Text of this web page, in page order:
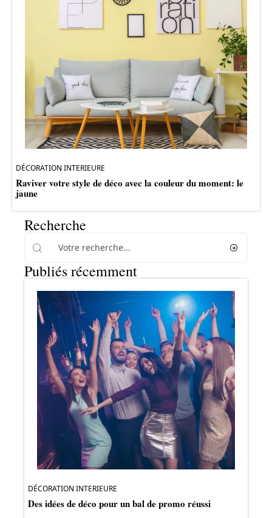
DÉCORATION INTERIEURE
Raviver votre style de déco avec la couleur du moment: le
jaune
Recherche
Publiés récemment
DÉCORATION INTERIEURE
Des idées de déco pour un bal de promo réussi